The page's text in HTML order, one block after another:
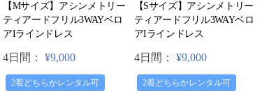
【Mサイズ】アシンメトリー
ティアードフリル3WAYベロ
アIラインドレス
4日間： ¥9,000
2着どちらかレンタル可
【Sサイズ】アシンメトリー
ティアードフリル3WAYベロ
アIラインドレス
4日間： ¥9,000
2着どちらかレンタル可